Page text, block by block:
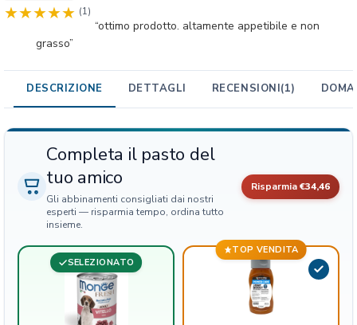
(1)
“ottimo prodotto. altamente appetibile e non
grasso”
4
0
q
a
n
t
à
DESCRIZIONE DETTAGLI RECENSIONI(1)
Completa il pasto del
tuo amico
Gli abbinamenti consigliati dai nostri
esperti — risparmia tempo, ordina tutto
insieme.
Risparmia€34,46
SELEZIONATO
TOP VENDITA